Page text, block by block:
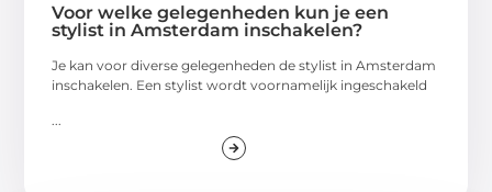
Voor welke gelegenheden kun je een
stylist in Amsterdam inschakelen?
Je kan voor diverse gelegenheden de stylist in Amsterdam
inschakelen. Een stylist wordt voornamelijk ingeschakeld
...